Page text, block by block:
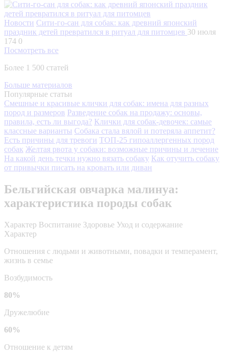
Новости Сити-го-сан для собак: как древний японский
праздник детей превратился в ритуал для питомцев 30 июля
174 0
Посмотреть все
Более 1 500 статей
Больше материалов
Популярные статьи
Смешные и красивые клички для собак: имена для разных
пород и размеров Разведение собак на продажу: основы,
правила, есть ли выгода? Клички для собак-девочек: самые
классные варианты Собака стала вялой и потеряла аппетит?
Есть причины для тревоги ТОП-25 гипоаллергенных пород
собак Желтая рвота у собаки: возможные причины и лечение
На какой день течки нужно вязать собаку Как отучить собаку
от привычки писать на кровать или диван
Бельгийская овчарка малинуа:
характеристика породы собак
Характер Воспитание Здоровье Уход и содержание
Характер
Отношения с людьми и животными, повадки и темперамент,
жизнь в семье
Возбудимость
80%
Дружелюбие
60%
Отношение к детям